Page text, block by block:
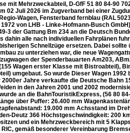
mit Mehrzweckabteil, D-GfF 51 80 84-90
02 Juli 2026 im Zugverband bei einer
Wagen, Fensterband fernblau (RAL
von LHB - Linke-Hofmann-Busch
3 der Gattung Bm 234 an die Deutsch
dahin alle nach individuellen Fahrplänen
Schnellzüge ersetzen. Dabei
zu unterziehen war, die neue
der Spenderbauarten Am203,
Wagen erster Klasse mit Bistroabteil),
umgebaut. So wurde Dieser Wagen
Jahre verkaufte die Deutsche Bahn
in den Jahren 2001 und 2002
an die BahnTouristikExpress, (56 80
über Puffer: 26.400 mm
19.000 mm Achsstand im
Deutz 366 Höchstgeschwindigkeit: 200
und ein Mehrzweckbereich mit 5
gemäß besonderer Vereinbarung